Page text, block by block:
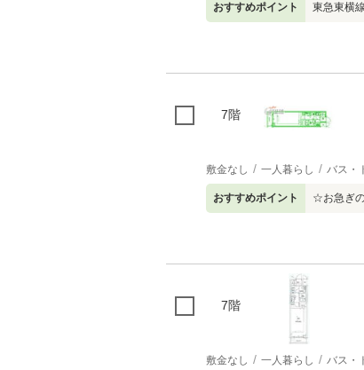
おすすめポイント 東急東横
7階
敷金なし 一人暮らし バス・
おすすめポイント ☆お急ぎ
7階
敷金なし 一人暮らし バス・